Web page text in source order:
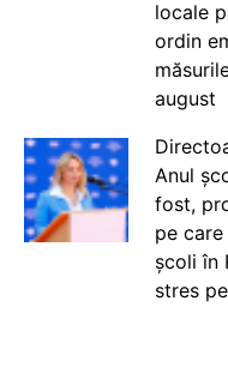
locale
ordin
august
Anul
fost,
pe
școli în
stres